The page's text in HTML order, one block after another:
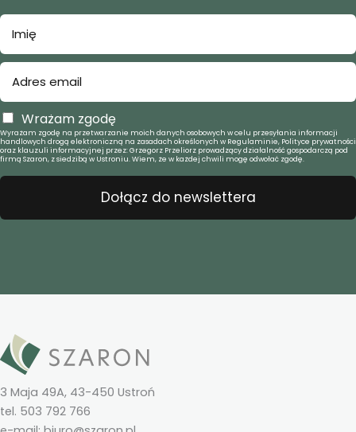
Wrażam zgodę
Wyrażam zgodę na przetwarzanie moich danych osobowych w celu przesyłania informacji
handlowych drogą elektroniczną na zasadach określonych w Regulaminie, Polityce prywatności
oraz klauzuli informacyjnej przez: Grzegorz Przeliorz prowadzący działalność gospodarczą pod
firmą Szaron, z siedzibą w Ustroniu. Wiem, że w każdej chwili mogę odwołać zgodę.
Dołącz do newslettera
3 Maja 49A, 43-450 Ustroń
tel. 503 792 766